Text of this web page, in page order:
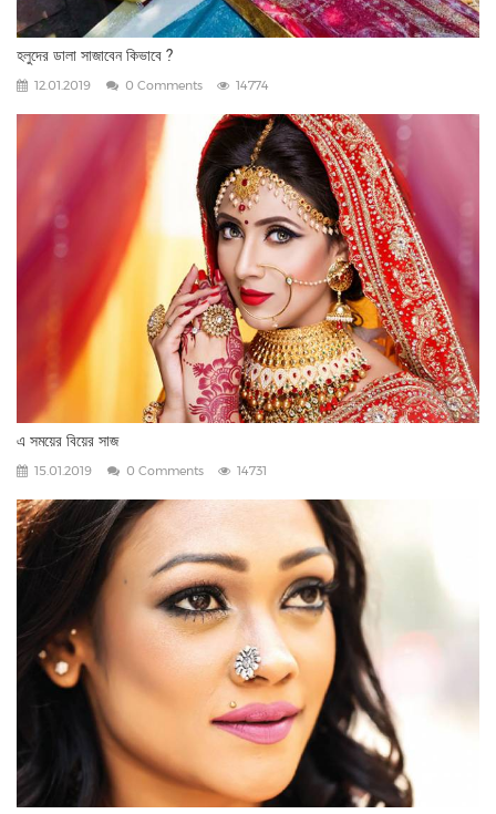
হলুদের ডালা সাজাবেন কিভাবে ?
12.01.2019 0 Comments 14774
এ সময়ের বিয়ের সাজ
15.01.2019 0 Comments 14731